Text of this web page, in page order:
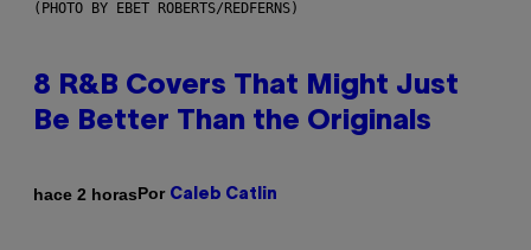
(PHOTO BY EBET ROBERTS/REDFERNS)
8 R&B Covers That Might Just
Be Better Than the Originals
hace 2 horasPor Caleb Catlin